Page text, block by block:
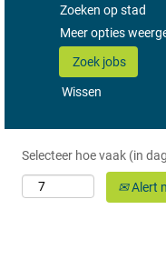
Zoeken op stad
Meer opties
Wissen
Selecteer hoe vaak (in
Alert